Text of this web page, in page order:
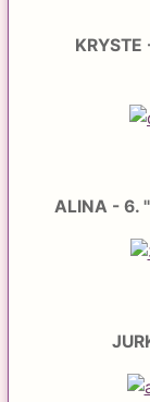
ALINA - 6.